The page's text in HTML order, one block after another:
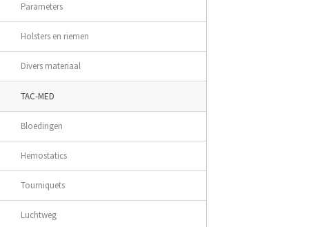
Parameters
Holsters en riemen
Divers materiaal
TAC-MED
Bloedingen
Hemostatics
Tourniquets
Luchtweg